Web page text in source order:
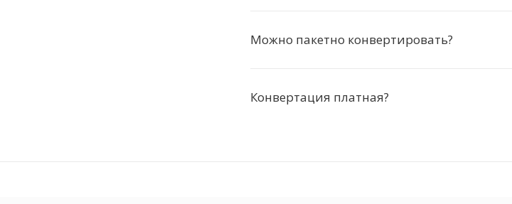
Можно пакетно конвертировать?
Конвертация платная?